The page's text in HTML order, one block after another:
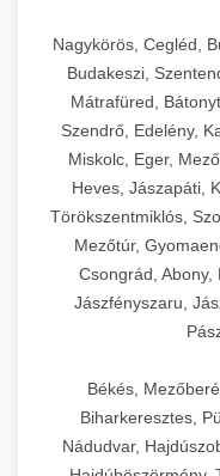
Nagykörös, Cegléd,
Budakeszi,
Mátrafüred,
Szendrő, Edelény,
Miskolc, Eger,
Heves, Jászapáti,
Törökszentmiklós,
Mezőtúr,
Csongrád, Abony,
Jászfényszaru,
Békés,
Biharkeresztes,
Nádudvar,